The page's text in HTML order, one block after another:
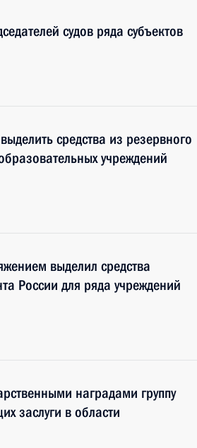
судов ряда субъектов
средства из резервного
учреждений
выделил средства
России для ряда учреждений
наградами группу
заслуги в области